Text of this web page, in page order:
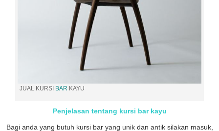
JUAL KURSI BAR KAYU
Penjelasan tentang kursi bar kayu
Bagi anda yang butuh kursi bar yang unik dan antik silakan masuk,